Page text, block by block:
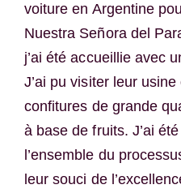
voiture en Argentine
Nuestra Señora del
j’ai été accueillie avec
J’ai pu visiter leur
confitures de grande
à base de fruits. J’ai
l’ensemble du
leur souci de